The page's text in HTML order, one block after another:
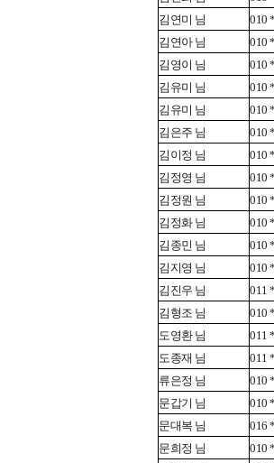
김연미 님
010
김연아 님
010
김영이 님
010
김유미 님
010
김유미 님
010
김은주 님
010
김이정 님
010
김정영 님
010
김정원 님
010
김정화 님
010
김종민 님
010
김지영 님
010
김진우 님
011
김형조 님
010
도영환 님
011
도종재 님
011
류은정 님
010
문갑기 님
010
문대복 님
016
문희정 님
010